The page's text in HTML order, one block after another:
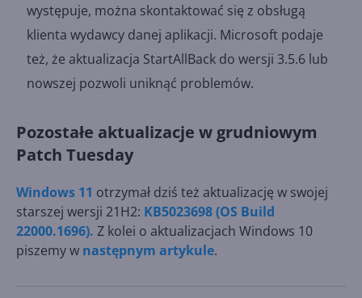
występuje, można skontaktować się z obsługą
klienta wydawcy danej aplikacji. Microsoft podaje
też, że aktualizacja StartAllBack do wersji 3.5.6 lub
nowszej pozwoli uniknąć problemów.
Pozostałe aktualizacje w grudniowym
Patch Tuesday
Windows 11 otrzymał dziś też aktualizację w swojej
starszej wersji 21H2: KB5023698 (OS Build
22000.1696). Z kolei o aktualizacjach Windows 10
piszemy w następnym artykule.